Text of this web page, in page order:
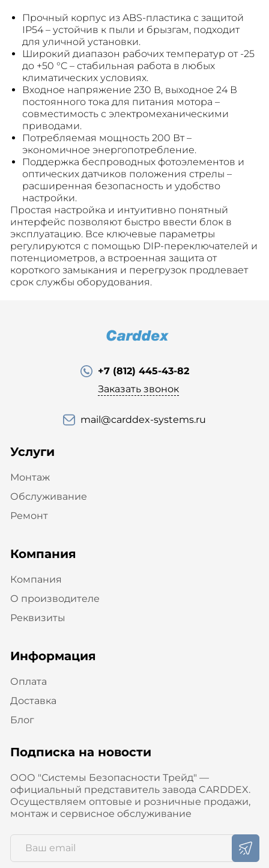
Прочный корпус из ABS-пластика с защитой
IP54 – устойчив к пыли и брызгам, подходит
для уличной установки.
Широкий диапазон рабочих температур от -25
до +50 °C – стабильная работа в любых
климатических условиях.
Входное напряжение 230 В, выходное 24 В
постоянного тока для питания мотора –
совместимость с электромеханическими
приводами.
Потребляемая мощность 200 Вт –
экономичное энергопотребление.
Поддержка беспроводных фотоэлементов и
оптических датчиков положения стрелы –
расширенная безопасность и удобство
настройки.
Простая настройка и интуитивно понятный
интерфейс позволяют быстро ввести блок в
эксплуатацию. Все ключевые параметры
регулируются с помощью DIP-переключателей и
потенциометров, а встроенная защита от
короткого замыкания и перегрузок продлевает
срок службы оборудования.
+7 (812) 445-43-82
Заказать звонок
mail@carddex-systems.ru
Услуги
Монтаж
Обслуживание
Ремонт
Компания
Компания
О производителе
Реквизиты
Информация
Оплата
Доставка
Блог
Подписка на новости
ООО "Системы Безопасности Трейд" —
официальный представитель завода CARDDEX.
Осуществляем оптовые и розничные продажи,
монтаж и сервисное обслуживание